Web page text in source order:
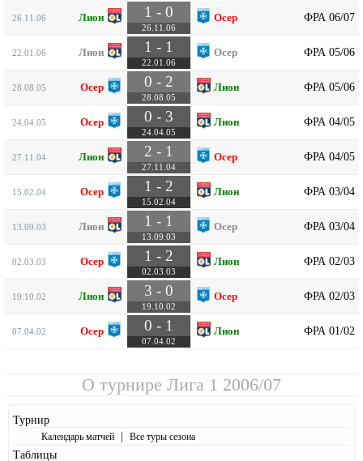
26.11.06 Лион 1 - 0
26.11.06
Осер ФРА 06/07
22.01.06 Лион 1 - 1
22.01.06
Осер ФРА 05/06
28.08.05 Осер 0 - 2
28.08.05
Лион ФРА 05/06
24.04.05 Осер 0 - 3
24.04.05
Лион ФРА 04/05
27.11.04 Лион 2 - 1
27.11.04
Осер ФРА 04/05
15.02.04 Осер 1 - 2
15.02.04
Лион ФРА 03/04
13.09.03 Лион 1 - 1
13.09.03
Осер ФРА 03/04
02.03.03 Осер 1 - 2
02.03.03
Лион ФРА 02/03
19.10.02 Лион 3 - 0
19.10.02
Осер ФРА 02/03
07.04.02 Осер 0 - 1
07.04.02
Лион ФРА 01/02
О турнире Лига 1 2006/07
Турнир
Календарь матчей | Все туры сезона
Таблицы